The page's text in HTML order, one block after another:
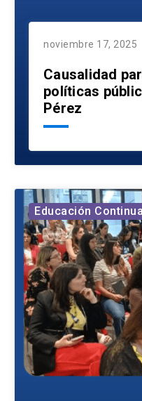
noviembre 17, 2025
Causalidad
políticas
Pérez
Educación